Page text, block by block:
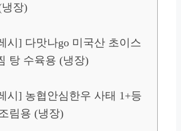
장)
시] 다맛나go 미국산 초이스
탕 수육용 (냉장)
시] 농협안심한우 사태 1+등
림용 (냉장)